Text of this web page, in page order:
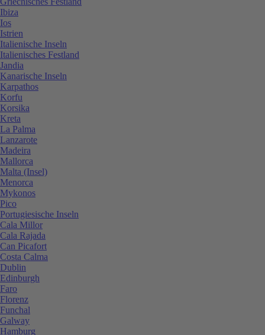
Ibiza
Ios
Istrien
Italienische Inseln
Italienisches Festland
Jandia
Kanarische Inseln
Karpathos
Korfu
Korsika
Kreta
La Palma
Lanzarote
Madeira
Mallorca
Malta (Insel)
Menorca
Mykonos
Pico
Portugiesische Inseln
Cala Millor
Cala Rajada
Can Picafort
Costa Calma
Dublin
Edinburgh
Faro
Florenz
Funchal
Galway
Hamburg